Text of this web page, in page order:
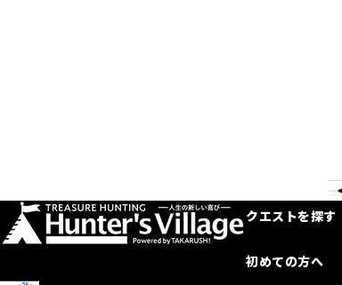
クエストを探す
初めての方へ